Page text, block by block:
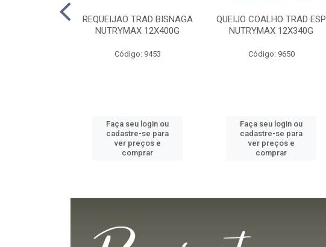
REQUEIJAO TRAD BISNAGA
NUTRYMAX 12X400G
Código: 9453
Faça seu login ou
cadastre-se para
ver preços e
comprar
QUEIJO COALHO TRAD ESP
NUTRYMAX 12X340G
Código: 9650
Faça seu login ou
cadastre-se para
ver preços e
comprar